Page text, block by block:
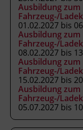
Abschluss
Kranausweis
Kranausweis
Anhang 3 der
Ausbildung zum
Fahrzeug-/
01.02.2027 bis
Ausbildung zum
Fahrzeug-/
08.02.2027 bis
Ausbildung zum
Fahrzeug-/
15.02.2027 bis
Ausbildung zum
Fahrzeug-/
05.07.2027 bis